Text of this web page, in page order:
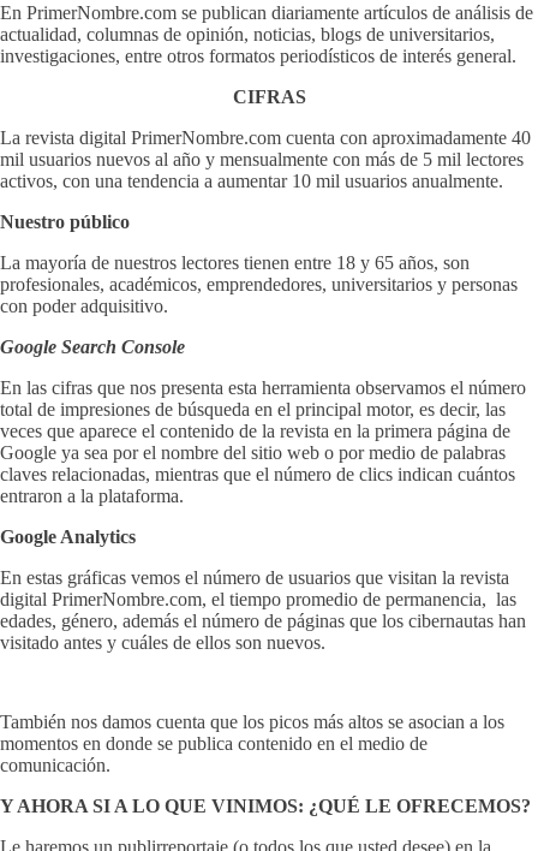
En PrimerNombre.com se publican diariamente artículos de análisis de
actualidad, columnas de opinión, noticias, blogs de universitarios,
investigaciones, entre otros formatos periodísticos de interés general.
CIFRAS
La revista digital PrimerNombre.com cuenta con aproximadamente 40
mil usuarios nuevos al año y mensualmente con más de 5 mil lectores
activos, con una tendencia a aumentar 10 mil usuarios anualmente.
Nuestro público
La mayoría de nuestros lectores tienen entre 18 y 65 años, son
profesionales, académicos, emprendedores, universitarios y personas
con poder adquisitivo.
Google Search Console
En las cifras que nos presenta esta herramienta observamos el número
total de impresiones de búsqueda en el principal motor, es decir, las
veces que aparece el contenido de la revista en la primera página de
Google ya sea por el nombre del sitio web o por medio de palabras
claves relacionadas, mientras que el número de clics indican cuántos
entraron a la plataforma.
Google Analytics
En estas gráficas vemos el número de usuarios que visitan la revista
digital PrimerNombre.com, el tiempo promedio de permanencia, las
edades, género, además el número de páginas que los cibernautas han
visitado antes y cuáles de ellos son nuevos.
También nos damos cuenta que los picos más altos se asocian a los
momentos en donde se publica contenido en el medio de
comunicación.
Y AHORA SI A LO QUE VINIMOS: ¿QUÉ LE OFRECEMOS?
Le haremos un publirreportaje (o todos los que usted desee) en la